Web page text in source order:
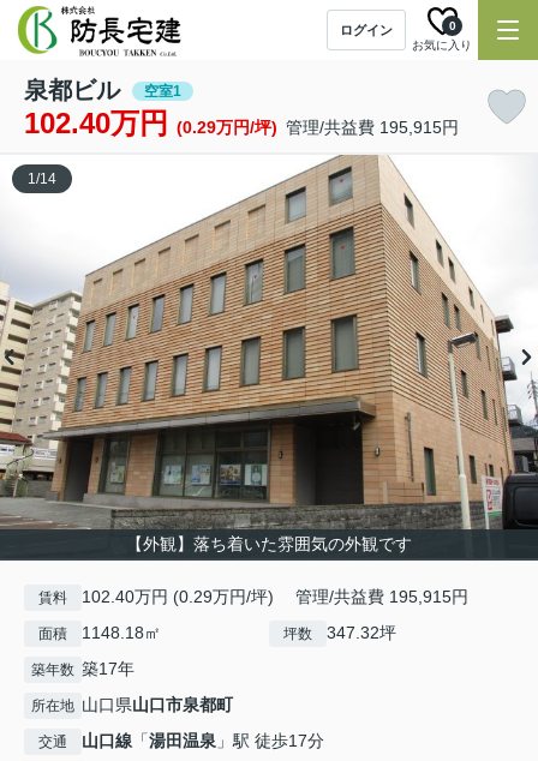
ログイン
お気に入り
0
泉都ビル 空室1
102.40万円 (0.29万円/坪) 管理/共益費 195,915円
【外観】落ち着いた雰囲気の外観です
1/14
賃料 102.40万円 (0.29万円/坪) 管理/共益費 195,915円
面積 1148.18㎡ 坪数 347.32坪
築年数 築17年
所在地 山口県山口市泉都町
交通 山口線 「湯田温泉 」駅 徒歩17分